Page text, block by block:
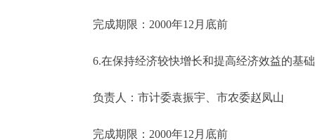
完成期限：2000年12月底前
6.在保持经济较快增长和提高经济效益的基础
负责人：市计委袁振宇、市农委赵凤山
完成期限：2000年12月底前